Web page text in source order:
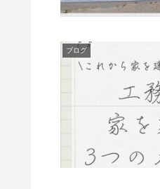
ブログ